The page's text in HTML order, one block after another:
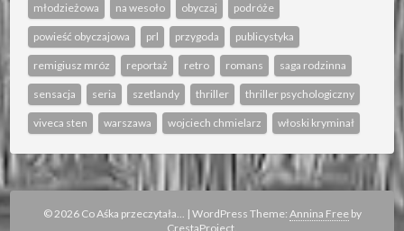
młodzieżowa na wesoło obyczaj podróże
powieść obyczajowa prl przygoda publicystyka
remigiusz mróz reportaż retro romans saga rodzinna
sensacja seria szetlandy thriller thriller psychologiczny
viveca sten warszawa wojciech chmielarz włoski kryminał
© 2026 Co Aśka przeczytała... | WordPress Theme: Annina Freeby
CrestaProject.